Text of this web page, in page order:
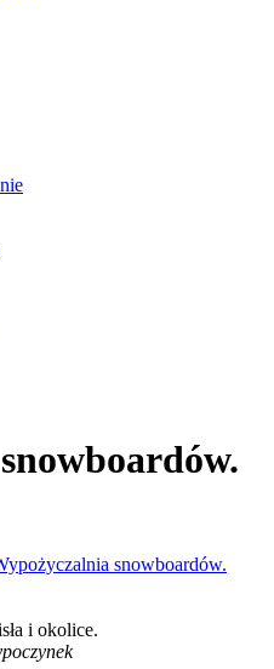
snowboardów.
i okolice.